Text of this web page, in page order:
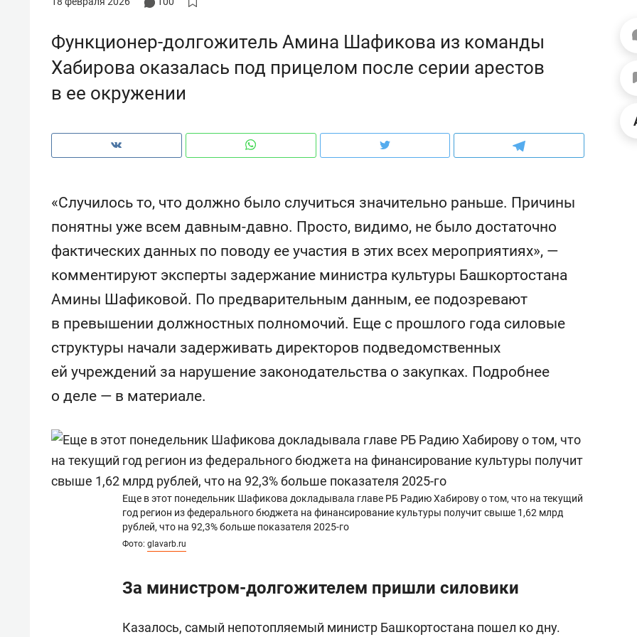
Функционер-долгожитель Амина Шафикова из команды
Хабирова оказалась под прицелом после серии арестов
в ее окружении
«Случилось то, что должно было случиться значительно раньше. Причины
понятны уже всем давным-давно. Просто, видимо, не было достаточно
фактических данных по поводу ее участия в этих всех мероприятиях», —
комментируют эксперты задержание министра культуры Башкортостана
Амины Шафиковой. По предварительным данным, ее подозревают
в превышении должностных полномочий. Еще с прошлого года силовые
структуры начали задерживать директоров подведомственных
ей учреждений за нарушение законодательства о закупках. Подробнее
о деле — в материале.
Еще в этот понедельник Шафикова докладывала главе РБ Радию Хабирову о том, что на текущий
год регион из федерального бюджета на финансирование культуры получит свыше 1,62 млрд
рублей, что на 92,3% больше показателя 2025-го
Фото: glavarb.ru
За министром-долгожителем пришли силовики
Казалось, самый непотопляемый министр Башкортостана пошел ко дну.
Рекомендуем
Дизайнер-прораб Наталья
Наседкина: «Ремонт вместе
с мебелью за 2 миллиона –
для меня это челлендж!»
Рекомендуем
Как выжить ребенку без
гаджета и научить его
дней
Рекомендуем
Салих хазрат
«Если меня не услышат
с вершины горы»